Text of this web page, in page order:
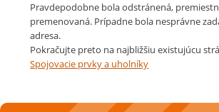
Pravdepodobne bola odstránená,
premenovaná. Prípadne bola nesprávne
adresa.
Pokračujte preto na najbližšiu existujúcu
Spojovacie prvky a uholníky